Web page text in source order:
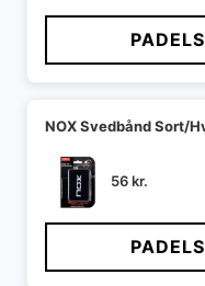
NOX Svedbånd Sort/
56kr.